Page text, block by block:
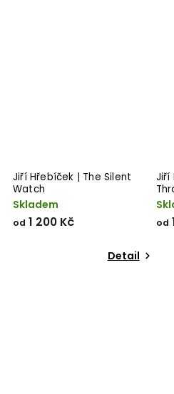
Jiří Hřebíček | The Silent
Watch
Skladem
od 1 200 Kč
Detail
Jiří
od